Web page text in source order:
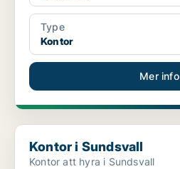
Type
Kontor
Mer info
Kontor i Sundsvall
Kontor i Sundsvall
Kontor att hyra i Sundsvall